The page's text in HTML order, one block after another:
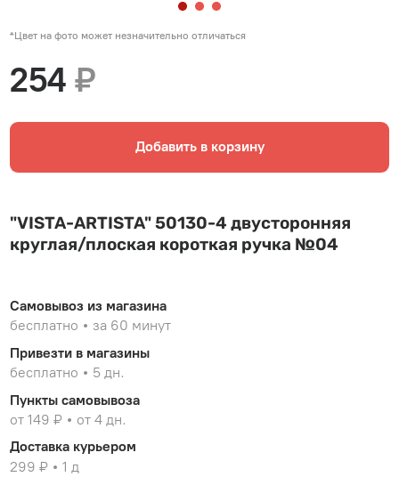
*Цвет на фото может незначительно отличаться
254₽
Добавить в корзину
"VISTA-ARTISTA" 50130-4 двусторонняя
круглая/плоская короткая ручка №04
Самовывоз из магазина
бесплатно
за 60 минут
Привезти в магазины
бесплатно
5 дн.
Пункты самовывоза
от 149 ₽
от 4 дн.
Доставка курьером
299 ₽
1 д